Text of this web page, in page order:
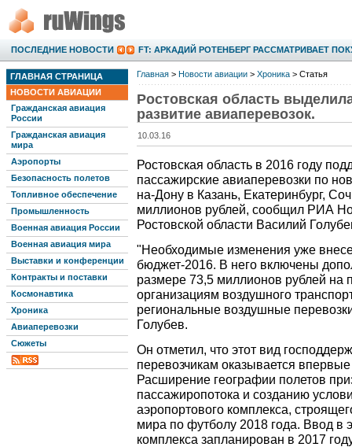
ПОСЛЕДНИЕ НОВОСТИ FT: АРКАДИЙ РОТЕНБЕРГ РАССМАТРИВАЕТ
ГЛАВНАЯ СТРАНИЦА
НОВОСТИ АВИАЦИИ
Гражданская авиация
России
Гражданская авиация
мира
Аэропорты
Безопасность полетов
Топливное обеспечение
Промышленность
Военная авиация России
Военная авиация мира
Выставки и конференции
Контракты и поставки
Космонавтика
Хроника
Авиаперевозки
Сюжеты
Главная > Новости авиации > Хроника > Статья
Ростовская область
развитие авиаперевозок.
10.03.16
Ростовская область в 2016 году
пассажирские авиаперевозки по
на-Дону в Казань, Екатеринбург,
миллионов рублей, сообщил РИА
Ростовской области Василий
"Необходимые изменения уже
бюджет-2016. В него включены
размере 73,5 миллионов рублей на
организациям воздушного
региональные воздушные
Голубев.
Он отметил, что этот вид
перевозчикам оказывается
Расширение географии полетов
пассажиропотока и созданию
аэропортового комплекса,
мира по футболу 2018 года. Ввод в
комплекса запланирован в 2017